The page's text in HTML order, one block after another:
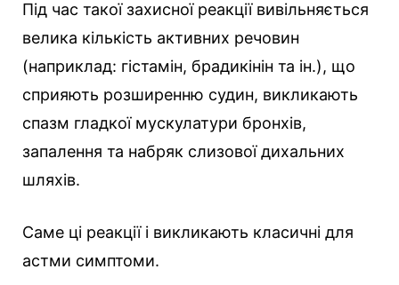
Під час такої захисної реакції вивільняється
велика кількість активних речовин
(наприклад: гістамін, брадикінін та ін.), що
сприяють розширенню судин, викликають
спазм гладкої мускулатури бронхів,
запалення та набряк слизової дихальних
шляхів.
Саме ці реакції і викликають класичні для
астми симптоми.